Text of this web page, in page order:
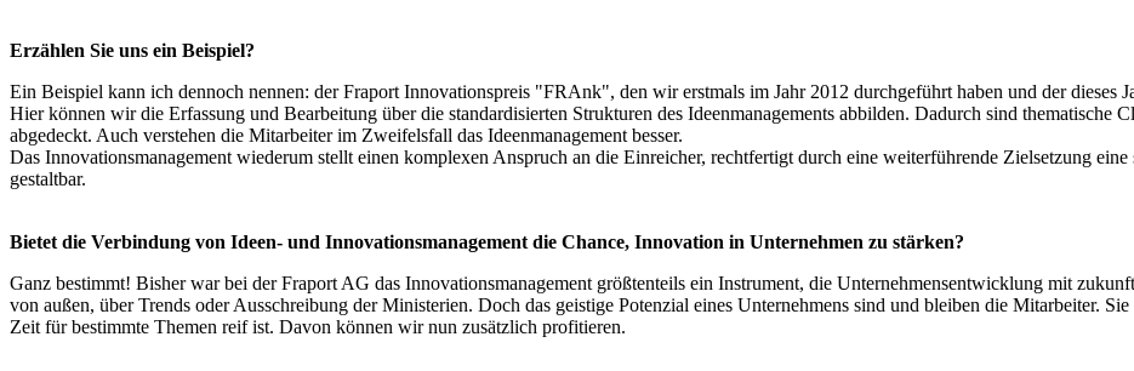
Erzählen Sie uns ein Beispiel?
Ein Beispiel kann ich dennoch nennen: der Fraport Innovationspreis "FRAnk", den wir erstmals im Jahr 2012 durchgeführt haben und der dieses
Hier können wir die Erfassung und Bearbeitung über die standardisierten Strukturen des Ideenmanagements abbilden. Dadurch sind thematische
abgedeckt. Auch verstehen die Mitarbeiter im Zweifelsfall das Ideenmanagement besser.
Das Innovationsmanagement wiederum stellt einen komplexen Anspruch an die Einreicher, rechtfertigt durch eine weiterführende Zielsetzung
gestaltbar.
Bietet die Verbindung von Ideen- und Innovationsmanagement die Chance, Innovation in Unternehmen zu stärken?
Ganz bestimmt! Bisher war bei der Fraport AG das Innovationsmanagement größtenteils ein Instrument, die Unternehmensentwicklung mit
von außen, über Trends oder Ausschreibung der Ministerien. Doch das geistige Potenzial eines Unternehmens sind und bleiben die Mitarbeiter.
Zeit für bestimmte Themen reif ist. Davon können wir nun zusätzlich profitieren.